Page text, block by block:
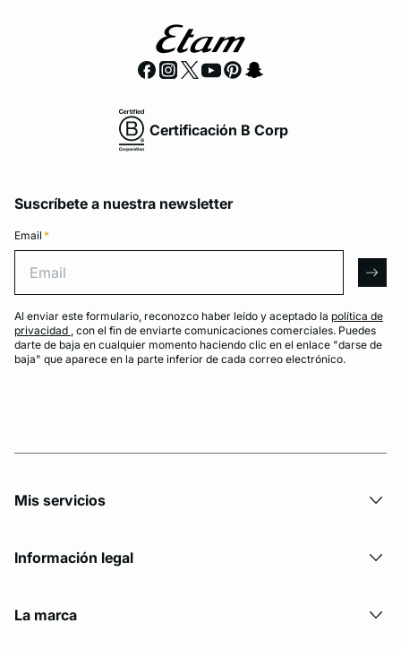
Certificación B Corp
Suscríbete a nuestra newsletter
Email *
Al enviar este formulario, reconozco haber leído y aceptado la política de
privacidad , con el fin de enviarte comunicaciones comerciales. Puedes
darte de baja en cualquier momento haciendo clic en el enlace "darse de
baja" que aparece en la parte inferior de cada correo electrónico.
Mis servicios
Información legal
La marca